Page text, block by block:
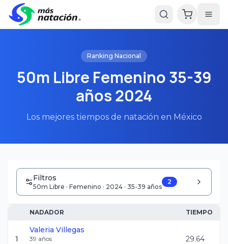
Ranking Nacional
50m Libre Femenino 35-39
años 2024
Los mejores tiempos de natación en México
Filtros
50m Libre · Femenino · 2024 · 35-39 años
2
NADADOR TIEMPO
1
Valeria Villegas
39 años
29.64